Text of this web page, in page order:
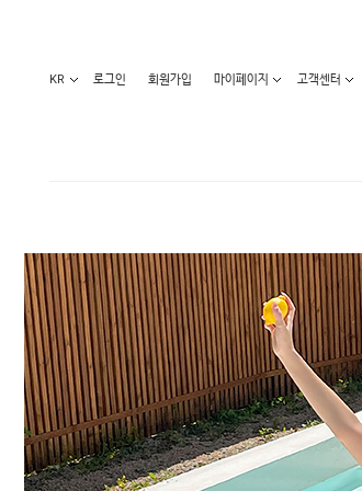
KR 로그인 회원가입 마이페이지 고객센터
베스트100
라벨디
오늘발송
세일50-80%
임산부화장품
1+1세일
기획전
원피스
블라우스/니트
티/나시
아우터
임산부하의
레깅스/스타킹